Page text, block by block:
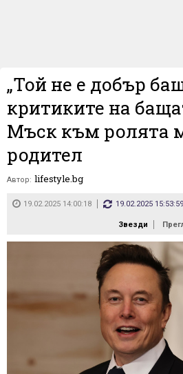
„Той не е добър
критиките на
Мъск към ролята
родител
Автор: lifestyle.bg
19.02.2025 14:00:18 19.02.2025 15:53:59
Звезди